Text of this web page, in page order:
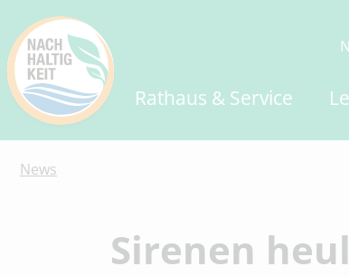
Rathaus & Service
News
Sirenen